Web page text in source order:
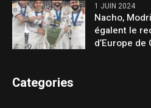
1 JUIN 2024
Nacho,
égalent le
d’Europe de
Categories